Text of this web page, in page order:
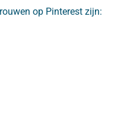
op Pinterest zijn: